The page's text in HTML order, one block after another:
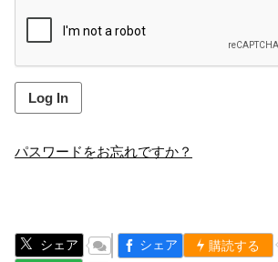
パスワードをお忘れですか？
シェア シェア 購読する